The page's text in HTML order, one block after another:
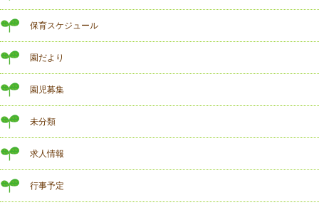
保育スケジュール
園だより
園児募集
未分類
求人情報
行事予定